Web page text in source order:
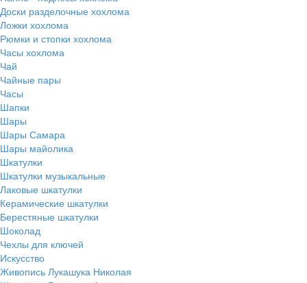
Доски разделочные хохлома
Ложки хохлома
Рюмки и стопки хохлома
Часы хохлома
Чай
Чайные пары
Часы
Шапки
Шары
Шары Самара
Шары майолика
Шкатулки
Шкатулки музыкальные
Лаковые шкатулки
Керамические шкатулки
Берестяные шкатулки
Шоколад
Чехлы для ключей
Искусство
Живопись Лукашука Николая